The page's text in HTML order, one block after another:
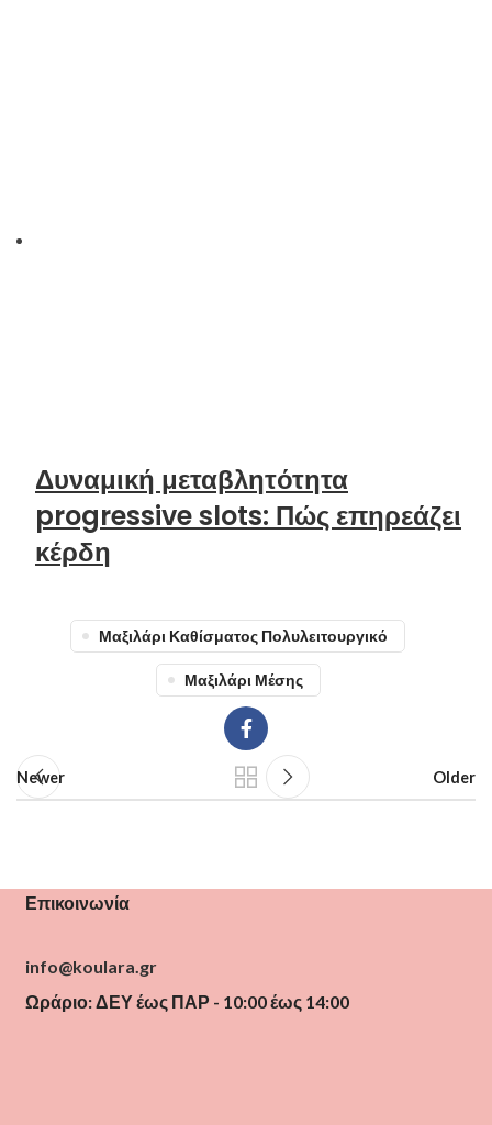
Δυναμική μεταβλητότητα
progressive slots: Πώς επηρεάζει
κέρδη
Μαξιλάρι Καθίσματος Πολυλειτουργικό
Μαξιλάρι Μέσης
Newer Older
Επικοινωνία
info@koulara.gr
Ωράριο: ΔΕΥ έως ΠΑΡ - 10:00 έως 14:00